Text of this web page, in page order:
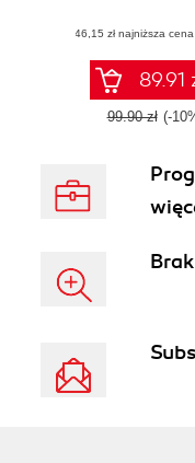
(46,15 zł najniższa
89.91
99.90 zł (-